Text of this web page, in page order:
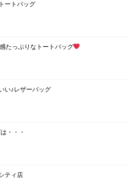
ートバッグ
たっぷりなトートバッグ
い♪レザーバッグ
・・・
ティ店